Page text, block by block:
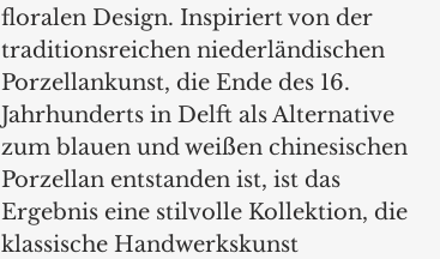
floralen Design. Inspiriert von der
traditionsreichen niederländischen
Porzellankunst, die Ende des 16.
Jahrhunderts in Delft als Alternative
zum blauen und weißen chinesischen
Porzellan entstanden ist, ist das
Ergebnis eine stilvolle Kollektion, die
klassische Handwerkskunst